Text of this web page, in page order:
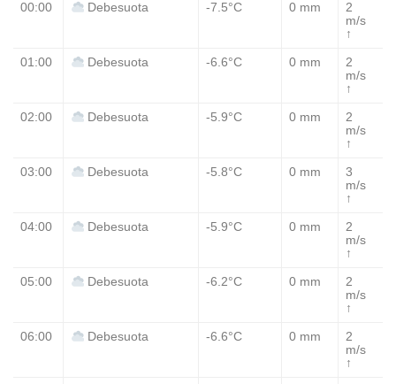
00:00 Debesuota -7.5°C 0 mm
2
m/s
↑
01:00 Debesuota -6.6°C 0 mm
2
m/s
↑
02:00 Debesuota -5.9°C 0 mm
2
m/s
↑
03:00 Debesuota -5.8°C 0 mm
3
m/s
↑
04:00 Debesuota -5.9°C 0 mm
2
m/s
↑
05:00 Debesuota -6.2°C 0 mm
2
m/s
↑
06:00 Debesuota -6.6°C 0 mm
2
m/s
↑